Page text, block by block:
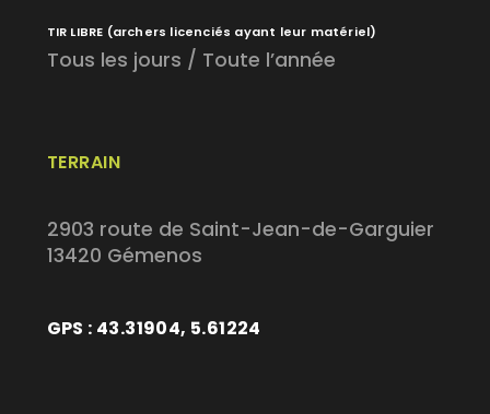
TERRAIN
2903 route de Saint-Jean-de-Garguier
13420 Gémenos
GPS : 43.31904, 5.61224
TIR LIBRE (archers licenciés ayant leur matériel)
Tous les jours / Toute l’année